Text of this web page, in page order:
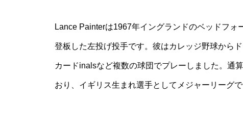
Lance Painterは1967年イングランドのベッドフ
登板した左投げ投手です。彼はカレッジ野球から
カードinalsなど複数の球団でプレーしました。通
おり、イギリス生まれ選手としてメジャーリーグ